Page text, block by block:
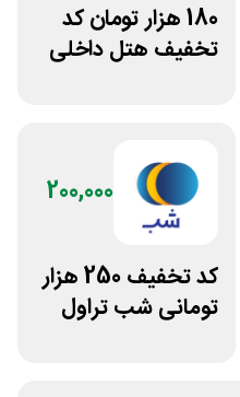
180 هزار تومان کد
تخفیف هتل داخلی
200,000
کد تخفیف 250 هزار
تومانی شب تراول